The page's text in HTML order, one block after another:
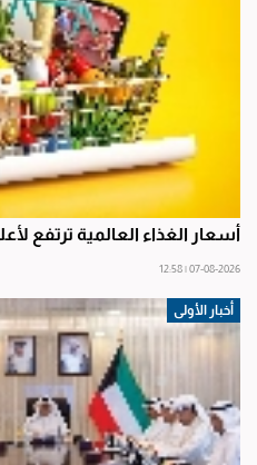
أسعار الغذاء العالمية ترتفع لأعلى
07-08-2026 | 12:58
أخبار الأولى